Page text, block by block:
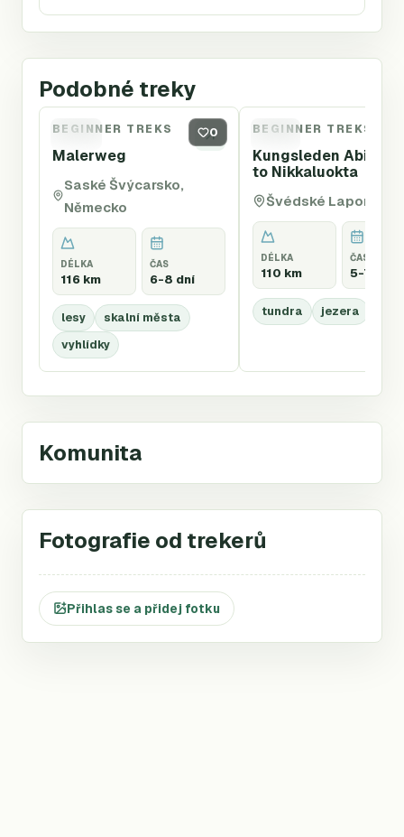
Podobné treky
MAL 0
BEGINNER TREKS
Malerweg
Saské Švýcarsko,
Německo
DÉLKA
116 km
ČAS
6-8 dní
lesy
skalní města
vyhlídky
KUN
BEGINNER TREKS
Kungsleden Abisko
to Nikkaluokta
Švédské Laponsko
DÉLKA
110 km
ČAS
5-7 dní
tundra jezera
Komunita
Fotografie od trekerů
Přihlas se a přidej fotku